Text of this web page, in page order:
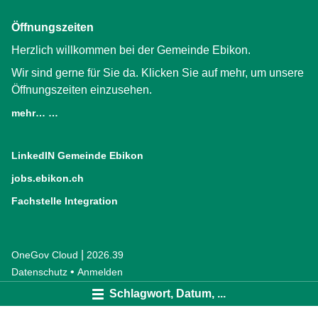
Schlagwort, Datum, ...
Öffnungszeiten
Herzlich willkommen bei der Gemeinde Ebikon.
Wir sind gerne für Sie da. Klicken Sie auf mehr, um unsere
Öffnungszeiten einzusehen.
mehr… …
LinkedIN Gemeinde Ebikon
jobs.ebikon.ch
Fachstelle Integration
OneGov Cloud (External Link)
2026.39
Datenschutz (External Link)
Anmelden